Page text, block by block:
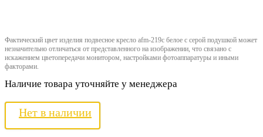
Фактический цвет изделия подвесное кресло afm-219c белое с серой подушкой может
незначительно отличаться от представленного на изображении, что связано с
искажением цветопередачи монитором, настройками фотоаппаратуры и иными
факторами.
Наличие товара уточняйте у менеджера
Нет в наличии